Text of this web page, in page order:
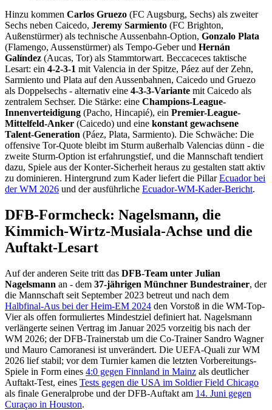
Hinzu kommen Carlos Gruezo (FC Augsburg, Sechs) als zweiter
Sechs neben Caicedo, Jeremy Sarmiento (FC Brighton,
Außenstürmer) als technische Aussenbahn-Option, Gonzalo Plata
(Flamengo, Aussenstürmer) als Tempo-Geber und Hernán
Galíndez (Aucas, Tor) als Stammtorwart. Beccaceces taktische
Lesart: ein 4-2-3-1 mit Valencia in der Spitze, Páez auf der Zehn,
Sarmiento und Plata auf den Aussenbahnen, Caicedo und Gruezo
als Doppelsechs - alternativ eine 4-3-3-Variante mit Caicedo als
zentralem Sechser. Die Stärke: eine Champions-League-
Innenverteidigung (Pacho, Hincapié), ein Premier-League-
Mittelfeld-Anker (Caicedo) und eine konstant gewachsene
Talent-Generation (Páez, Plata, Sarmiento). Die Schwäche: Die
offensive Tor-Quote bleibt im Sturm außerhalb Valencias dünn - die
zweite Sturm-Option ist erfahrungstief, und die Mannschaft tendiert
dazu, Spiele aus der Konter-Sicherheit heraus zu gestalten statt aktiv
zu dominieren. Hintergrund zum Kader liefert die PillarEcuador bei
der WM 2026 und der ausführliche Ecuador-WM-Kader-Bericht.
DFB-Formcheck: Nagelsmann, die
Kimmich-Wirtz-Musiala-Achse und die
Auftakt-Lesart
Auf der anderen Seite tritt das DFB-Team unter Julian
Nagelsmann an - dem 37-jährigen Münchner Bundestrainer, der
die Mannschaft seit September 2023 betreut und nach dem
Halbfinal-Aus bei der Heim-EM 2024 den Vorstoß in die WM-Top-
Vier als offen formuliertes Mindestziel definiert hat. Nagelsmann
verlängerte seinen Vertrag im Januar 2025 vorzeitig bis nach der
WM 2026; der DFB-Trainerstab um die Co-Trainer Sandro Wagner
und Mauro Camoranesi ist unverändert. Die UEFA-Quali zur WM
2026 lief stabil; vor dem Turnier kamen die letzten Vorbereitungs-
Spiele in Form eines 4:0 gegen Finnland in Mainz als deutlicher
Auftakt-Test, eines Tests gegen die USA im Soldier Field Chicago
als finale Generalprobe und der DFB-Auftakt am 14. Juni gegen
Curaçao in Houston.